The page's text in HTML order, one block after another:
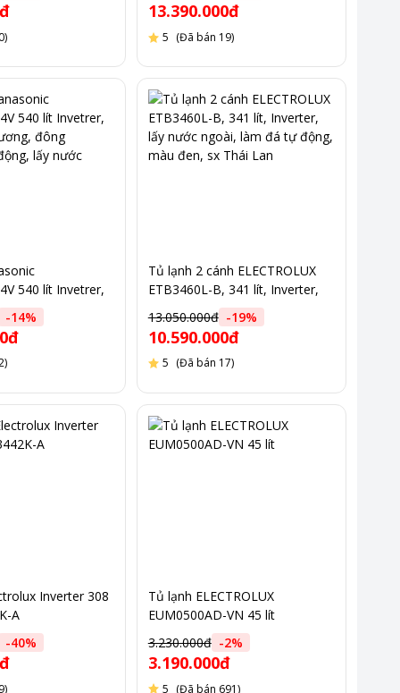
13.390.000đ
5 (Đã bán 19)
540 lít Invetrer,
đông
lấy nước
-14%
Tủ lạnh 2 cánh ELECTROLUX
ETB3460L-B, 341 lít, Inverter,
lấy nước ngoài, làm đá tự động,
màu đen, sx Thái Lan
13.050.000đ -19%
10.590.000đ
5 (Đã bán 17)
Inverter 308
A
-40%
Tủ lạnh ELECTROLUX
EUM0500AD-VN 45 lít
3.230.000đ -2%
3.190.000đ
5 (Đã bán 691)